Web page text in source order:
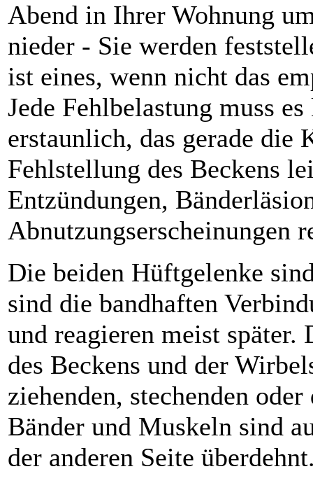
Abend in Ihrer Wohnung
nieder - Sie werden
ist eines, wenn nicht das
Jede Fehlbelastung muss
erstaunlich, das gerade die
Fehlstellung des Beckens
Entzündungen,
Abnutzungserscheinungen
Die beiden Hüftgelenke
sind die bandhaften
und reagieren meist später.
des Beckens und der
ziehenden, stechenden
Bänder und Muskeln sind
der anderen Seite